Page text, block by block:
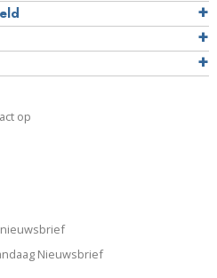
op
nieuwsbrief
Nieuwsbrief